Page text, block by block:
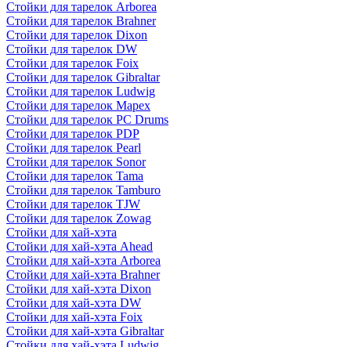
Стойки для тарелок Arborea
Стойки для тарелок Brahner
Стойки для тарелок Dixon
Стойки для тарелок DW
Стойки для тарелок Foix
Стойки для тарелок Gibraltar
Стойки для тарелок Ludwig
Стойки для тарелок Mapex
Стойки для тарелок PC Drums
Стойки для тарелок PDP
Стойки для тарелок Pearl
Стойки для тарелок Sonor
Стойки для тарелок Tama
Стойки для тарелок Tamburo
Стойки для тарелок TJW
Стойки для тарелок Zowag
Стойки для хай-хэта
Стойки для хай-хэта Ahead
Стойки для хай-хэта Arborea
Стойки для хай-хэта Brahner
Стойки для хай-хэта Dixon
Стойки для хай-хэта DW
Стойки для хай-хэта Foix
Стойки для хай-хэта Gibraltar